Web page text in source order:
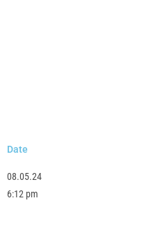
Date
08.05.24
6:12 pm